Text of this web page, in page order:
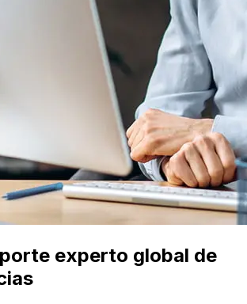
experto global de